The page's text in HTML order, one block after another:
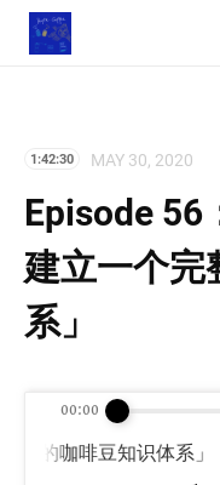
1:42:30 MAY 30, 2020
Episode 56
建立一个完
系」
的咖啡豆知识体系」
00:00